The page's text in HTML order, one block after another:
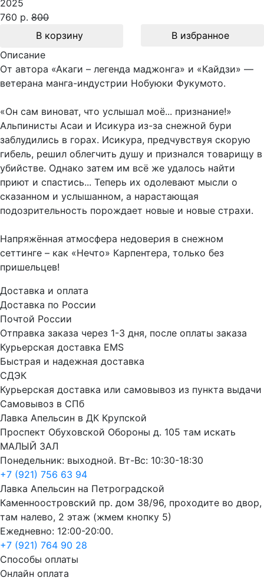
2025
760 р. 800
В корзину
В избранное
Описание
От автора «Акаги – легенда маджонга» и «Кайдзи» —
ветерана манга-индустрии Нобуюки Фукумото.
«Он сам виноват, что услышал моё... признание!»
Альпинисты Асаи и Исикура из-за снежной бури
заблудились в горах. Исикура, предчувствуя скорую
гибель, решил облегчить душу и признался товарищу в
убийстве. Однако затем им всё же удалось найти
приют и спастись... Теперь их одолевают мысли о
сказанном и услышанном, а нарастающая
подозрительность порождает новые и новые страхи.
Напряжённая атмосфера недоверия в снежном
сеттинге – как «Нечто» Карпентера, только без
пришельцев!
Доставка и оплата
Доставка по России
Почтой России
Отправка заказа через 1-3 дня, после оплаты заказа
Курьерская доставка EMS
Быстрая и надежная доставка
СДЭК
Курьерская доставка или самовывоз из пункта выдачи
Самовывоз в СПб
Лавка Апельсин в ДК Крупской
Проспект Обуховской Обороны д. 105 там искать
МАЛЫЙ ЗАЛ
Понедельник: выходной. Вт-Вс: 10:30-18:30
+7 (921) 756 63 94
Лавка Апельсин на Петроградской
Каменноостровский пр. дом 38/96, проходите во двор,
там налево, 2 этаж (жмем кнопку 5)
Ежедневно: 12:00-20:00.
+7 (921) 764 90 28
Способы оплаты
Онлайн оплата